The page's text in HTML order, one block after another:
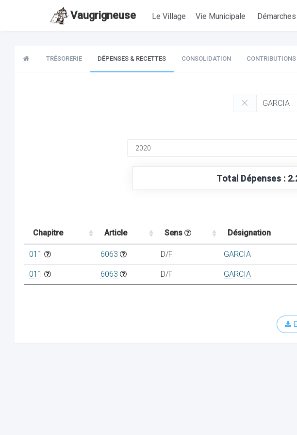
Vaugrigneuse Le Village Vie Municipale Démarches
TRÉSORERIE DÉPENSES & RECETTES CONSOLIDATION CONTRIBUTIONS
Total Dépenses :
Chapitre Article Sens Désignation
011 6063 D/F GARCIA
011 6063 D/F GARCIA